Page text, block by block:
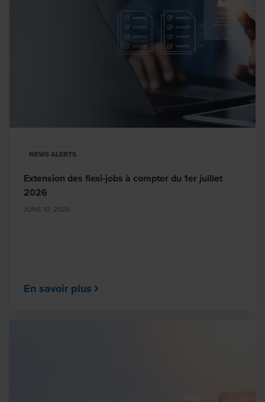
NEWS ALERTS
Extension des flexi-jobs à compter du 1er juillet
2026
JUNE 10, 2026
En savoir plus